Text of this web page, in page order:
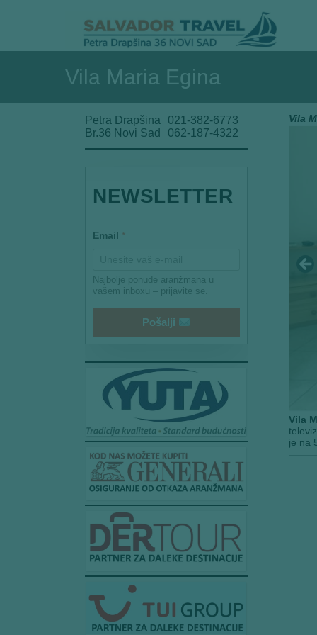
Vila Maria Egina
Vila
Vila
je na
Petra Drapšina
Br.36 Novi Sad
021-382-6773
062-187-4322
*NEWSLETTER
Email *
Najbolje ponude aranžmana u
vašem inboxu – prijavite se.
Pošalji